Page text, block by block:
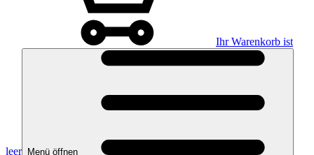
Ihr Warenkorb ist
leer Menü öffnen